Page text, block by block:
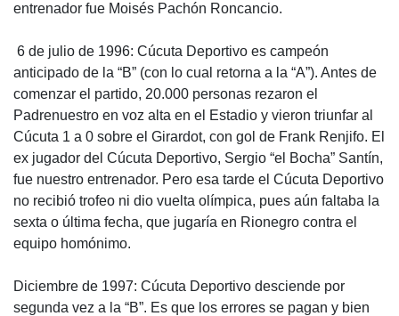
entrenador fue Moisés Pachón Roncancio.
 6 de julio de 1996: Cúcuta Deportivo es campeón
anticipado de la “B” (con lo cual retorna a la “A”). Antes de
comenzar el partido, 20.000 personas rezaron el
Padrenuestro en voz alta en el Estadio y vieron triunfar al
Cúcuta 1 a 0 sobre el Girardot, con gol de Frank Renjifo. El
ex jugador del Cúcuta Deportivo, Sergio “el Bocha” Santín,
fue nuestro entrenador. Pero esa tarde el Cúcuta Deportivo
no recibió trofeo ni dio vuelta olímpica, pues aún faltaba la
sexta o última fecha, que jugaría en Rionegro contra el
equipo homónimo.
Diciembre de 1997: Cúcuta Deportivo desciende por
segunda vez a la “B”. Es que los errores se pagan y bien